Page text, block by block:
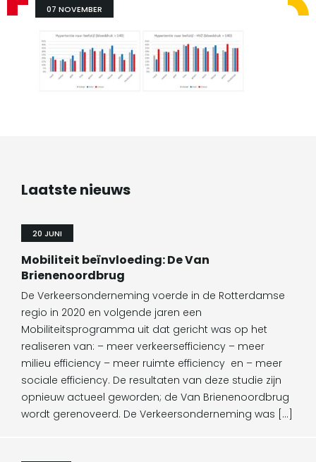
07 NOVEMBER
Laatste nieuws
20 JUNI
Mobiliteit beïnvloeding: De Van
Brienenoordbrug
De Verkeersonderneming voerde in de Rotterdamse
regio in 2020 en volgende jaren een
Mobiliteitsprogramma uit dat gericht was op het
realiseren van: – meer verkeersefficiency – meer
milieu efficiency – meer ruimte efficiency en – meer
sociale efficiency. De resultaten van deze studie zijn
opnieuw actueel geworden; de Van Brienenoordbrug
wordt gerenoveerd. De Verkeersonderneming was […]